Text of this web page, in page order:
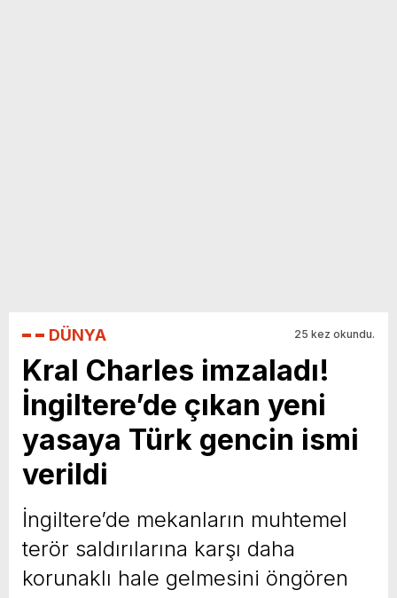
DÜNYA 25 kez okundu.
Kral Charles imzaladı!
İngiltere’de çıkan yeni
yasaya Türk gencin ismi
verildi
İngiltere’de mekanların muhtemel
terör saldırılarına karşı daha
korunaklı hale gelmesini öngören